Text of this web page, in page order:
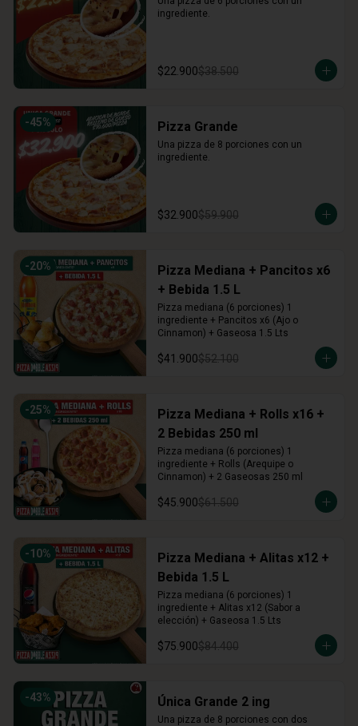
ingrediente.
$22.900$38.500
-45% Pizza Grande
Una pizza de 8 porciones con un
ingrediente.
$32.900$59.900
-20%
Pizza Mediana + Pancitos x6
+ Bebida 1.5 L
Pizza mediana (6 porciones) 1
ingrediente + Pancitos x6 (Ajo o
Cinnamon) + Gaseosa 1.5 Lts
$41.900$52.100
-25%
Pizza Mediana + Rolls x16 +
2 Bebidas 250 ml
Pizza mediana (6 porciones) 1
ingrediente + Rolls (Arequipe o
Cinnamon) + 2 Gaseosas 250 ml
$45.900$61.500
-10%
Pizza Mediana + Alitas x12 +
Bebida 1.5 L
Pizza mediana (6 porciones) 1
ingrediente + Alitas x12 (Sabor a
elección) + Gaseosa 1.5 Lts
$75.900$84.400
-43% Única Grande 2 ing
Una pizza de 8 porciones con dos